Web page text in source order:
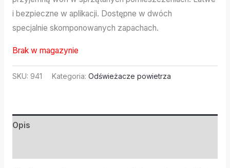
i bezpieczne w aplikacji. Dostępne w dwóch
specjalnie skomponowanych zapachach.
Brak w magazynie
SKU: 941 Kategoria: Odświeżacze powietrza
Opis